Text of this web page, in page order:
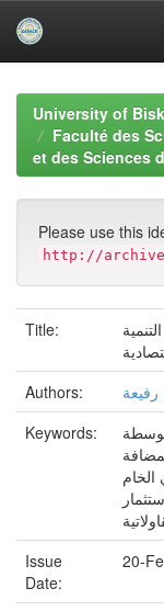
navigationUniversity of
Faculté des
et des Sciences
Please use this
http://
Title:
Authors:
Keywords:
الخام
Issue
Date:
20-